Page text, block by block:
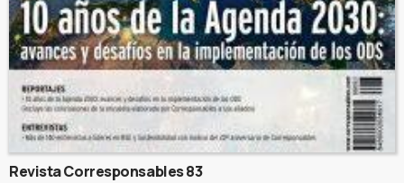
Revista Corresponsables 83